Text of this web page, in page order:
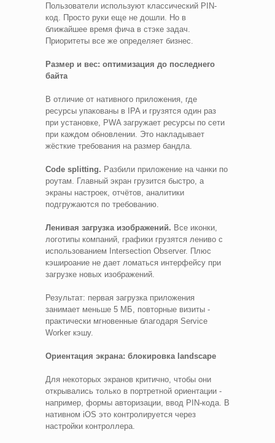
Пользователи используют классический PIN-
код. Просто руки еще не дошли. Но в
ближайшее время фича в стэке задач.
Приоритеты все же определяет бизнес.
Размер и вес: оптимизация до последнего
байта
В отличие от нативного приложения, где
ресурсы упакованы в IPA и грузятся один раз
при установке, PWA загружает ресурсы по сети
при каждом обновлении. Это накладывает
жёсткие требования на размер бандла.
Code splitting. Разбили приложение на чанки по
роутам. Главный экран грузится быстро, а
экраны настроек, отчётов, аналитики
подгружаются по требованию.
Ленивая загрузка изображений. Все иконки,
логотипы компаний, графики грузятся лениво с
использованием Intersection Observer. Плюс
кэшироание не дает ломаться интерфейсу при
загрузке новых изображений.
Результат: первая загрузка приложения
занимает меньше 5 МБ, повторные визиты -
практически мгновенные благодаря Service
Worker кэшу.
Ориентация экрана: блокировка landscape
Для некоторых экранов критично, чтобы они
открывались только в портретной ориентации -
например, формы авторизации, ввод PIN-кода. В
нативном iOS это контролируется через
настройки контроллера.